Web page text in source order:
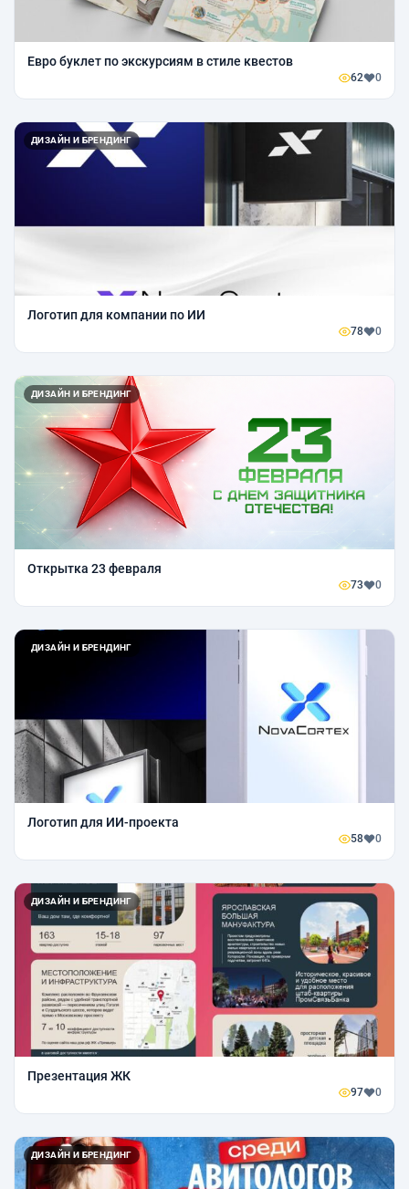
Евро буклет по экскурсиям в стиле квестов
62 0
ДИЗАЙН И БРЕНДИНГ
Логотип для компании по ИИ
78 0
ДИЗАЙН И БРЕНДИНГ
Открытка 23 февраля
73 0
ДИЗАЙН И БРЕНДИНГ
Логотип для ИИ-проекта
58 0
ДИЗАЙН И БРЕНДИНГ
Презентация ЖК
97 0
ДИЗАЙН И БРЕНДИНГ